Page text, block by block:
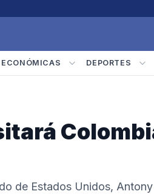
ECONÓMICAS DEPORTES
de Estados Unidos,